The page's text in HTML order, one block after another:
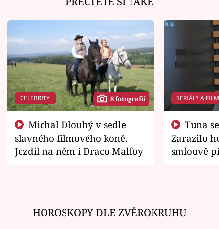
CELEBRITY 8 fotografií
slavného filmového koně.
Jezdil na něm i Draco Malfoy
SERIÁLY A
Zarazilo
smlouvě
HOROSKOPY DLE ZVĚROKRUHU